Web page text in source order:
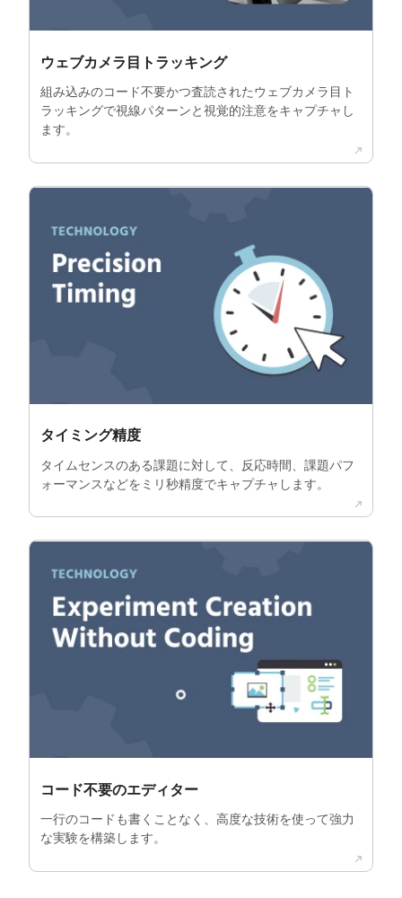
ウェブカメラ目トラッキング
組み込みのコード不要かつ査読されたウェブカメラ目ト
ラッキングで視線パターンと視覚的注意をキャプチャし
ます。
タイミング精度
タイムセンスのある課題に対して、反応時間、課題パフ
ォーマンスなどをミリ秒精度でキャプチャします。
コード不要のエディター
一行のコードも書くことなく、高度な技術を使って強力
な実験を構築します。